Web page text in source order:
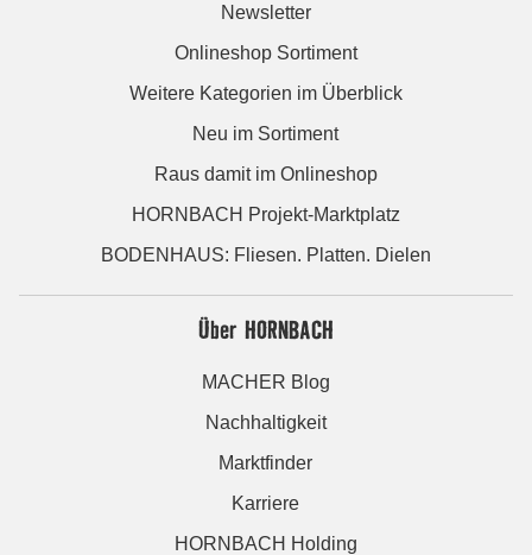
Newsletter
Onlineshop Sortiment
Weitere Kategorien im Überblick
Neu im Sortiment
Raus damit im Onlineshop
HORNBACH Projekt-Marktplatz
BODENHAUS: Fliesen. Platten. Dielen
Über HORNBACH
MACHER Blog
Nachhaltigkeit
Marktfinder
Karriere
HORNBACH Holding